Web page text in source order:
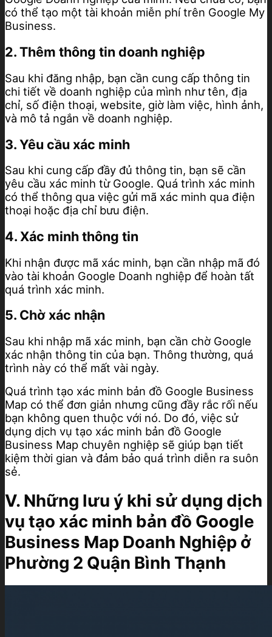
có thể tạo một tài khoản miễn phí trên Google My
Business.
2. Thêm thông tin doanh nghiệp
Sau khi đăng nhập, bạn cần cung cấp thông tin
chi tiết về doanh nghiệp của mình như tên, địa
chỉ, số điện thoại, website, giờ làm việc, hình ảnh,
và mô tả ngắn về doanh nghiệp.
3. Yêu cầu xác minh
Sau khi cung cấp đầy đủ thông tin, bạn sẽ cần
yêu cầu xác minh từ Google. Quá trình xác minh
có thể thông qua việc gửi mã xác minh qua điện
thoại hoặc địa chỉ bưu điện.
4. Xác minh thông tin
Khi nhận được mã xác minh, bạn cần nhập mã đó
vào tài khoản Google Doanh nghiệp để hoàn tất
quá trình xác minh.
5. Chờ xác nhận
Sau khi nhập mã xác minh, bạn cần chờ Google
xác nhận thông tin của bạn. Thông thường, quá
trình này có thể mất vài ngày.
Quá trình tạo xác minh bản đồ Google Business
Map có thể đơn giản nhưng cũng đầy rắc rối nếu
bạn không quen thuộc với nó. Do đó, việc sử
dụng dịch vụ tạo xác minh bản đồ Google
Business Map chuyên nghiệp sẽ giúp bạn tiết
kiệm thời gian và đảm bảo quá trình diễn ra suôn
sẻ.
V. Những lưu ý khi sử dụng dịch
vụ tạo xác minh bản đồ Google
Business Map Doanh Nghiệp ở
Phường 2 Quận Bình Thạnh